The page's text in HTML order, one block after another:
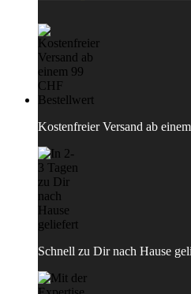
Kostenfreier Versand ab
Schnell zu Dir nach Hause